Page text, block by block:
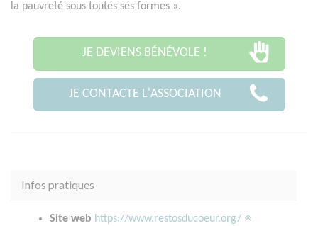
la pauvreté sous toutes ses formes ».
JE DEVIENS BÉNÉVOLE !
JE CONTACTE L'ASSOCIATION
Infos pratiques
Site web https://www.restosducoeur.org/